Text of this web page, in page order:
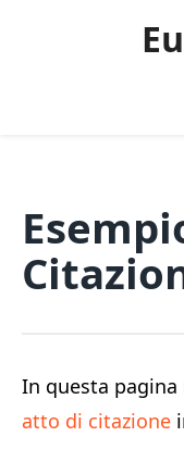
In questa
atto di citazione